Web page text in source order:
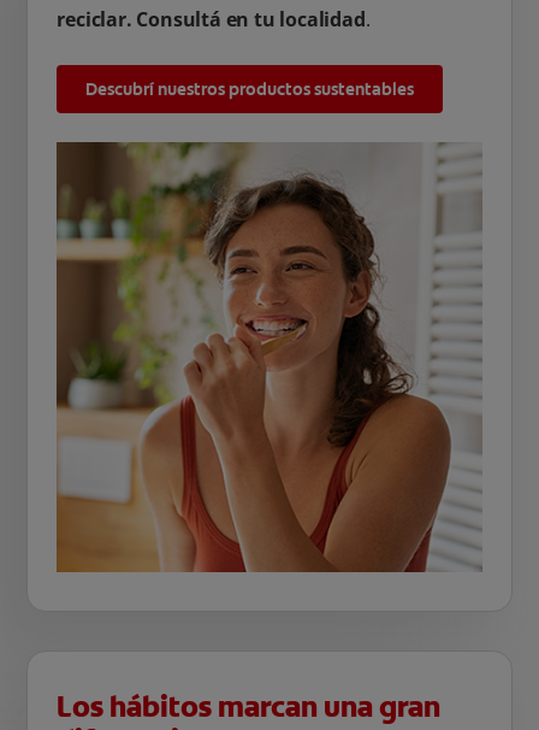
reciclar. Consultá en tu localidad.
Descubrí nuestros productos sustentables
Los hábitos marcan una gran